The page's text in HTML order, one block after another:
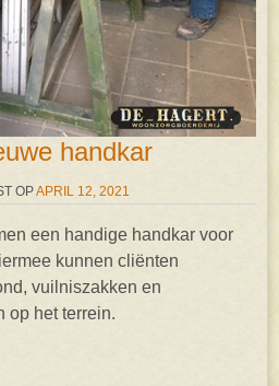
handkar
OPAPRIL 12, 2021
een handige handkar voor
kunnen cliënten
vuilniszakken en
op het terrein.